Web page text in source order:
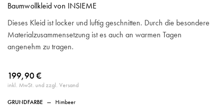
Baumwollkleid von INSIEME
Dieses Kleid ist locker und luftig geschnitten. Durch die besondere
Materialzusammensetzung ist es auch an warmen Tagen
angenehm zu tragen.
199,90 €
inkl. MwSt. und zzgl. Versand
GRUNDFARBE — Himbeer